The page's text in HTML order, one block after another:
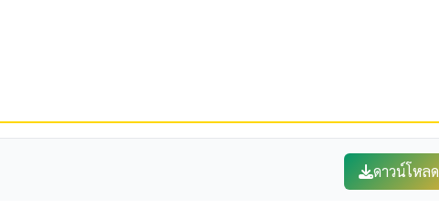
ดาวน์โหลด